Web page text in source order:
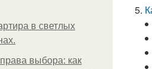
в светлых
выбора: как